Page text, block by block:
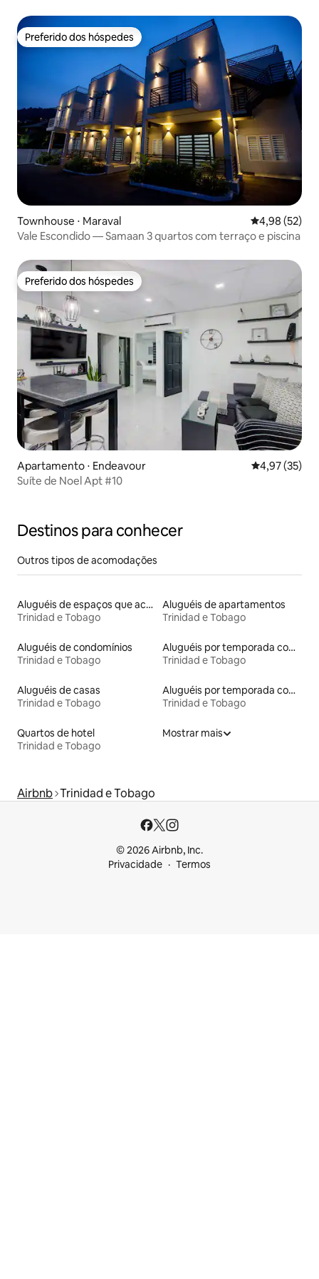
Preferido dos hóspedes
Preferido dos hóspedes
Townhouse ⋅ Maraval 4,98 de uma
4,98 (52)
Vale Escondido — Samaan 3 quartos com terraço e piscina
Preferido dos hóspedes
Preferido dos hóspedes
Apartamento ⋅ Endeavour 4,97 de uma
4,97 (35)
Suíte de Noel Apt #10
Destinos para conhecer
Outros tipos de acomodações
Aluguéis de espaços que aceitam animais de estimação
Trinidad e Tobago
Aluguéis de apartamentos
Trinidad e Tobago
Aluguéis de condomínios
Trinidad e Tobago
Aluguéis por temporada com banheira de hidromassagem
Trinidad e Tobago
Aluguéis de casas
Trinidad e Tobago
Aluguéis por temporada com suítes privativas
Trinidad e Tobago
Quartos de hotel
Trinidad e Tobago
Mostrar mais
Airbnb Trinidad e Tobago
© 2026 Airbnb, Inc.
Privacidade
Termos